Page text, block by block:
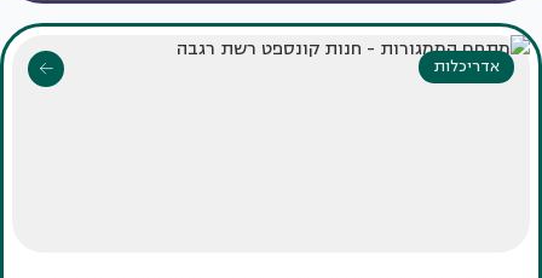
אדריכלות